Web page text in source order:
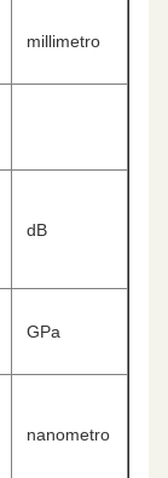
millimetro
dB
GPa
nanometro